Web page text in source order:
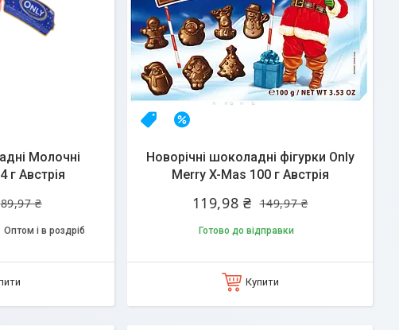
Молочні
г Австрія
89,97 ₴
Оптом і в роздріб
НОВИНКА
Новорічні шоколадні фігурки Only
Merry X-Mas 100 г Австрія
149,97 ₴
119,98 ₴
Готово до відправки
Купити